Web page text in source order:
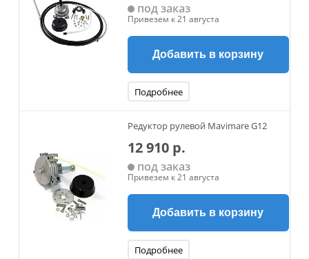
под заказ
Привезем к 21 августа
Добавить в корзину
Подробнее
Редуктор рулевой Mavimare G12
12 910 р.
под заказ
Привезем к 21 августа
Добавить в корзину
Подробнее